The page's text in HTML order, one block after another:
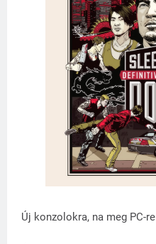
Új konzolokra, na meg PC-re